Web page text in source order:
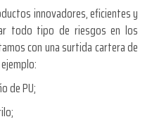
innovadores, eficientes y
todo tipo de riesgos en los
con una surtida cartera de
de PU;